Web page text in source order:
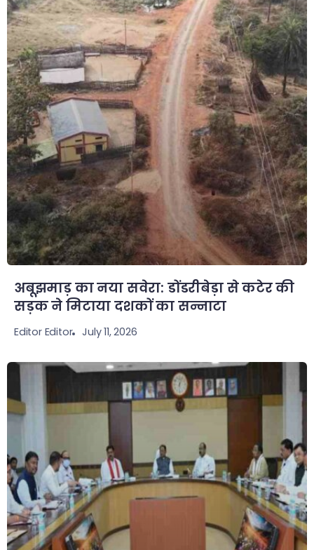
​अबूझमाड़ का नया सवेरा: डोंडरीबेड़ा से कटेर की
सड़क ने मिटाया दशकों का सन्नाटा
Editor Editor July 11, 2026